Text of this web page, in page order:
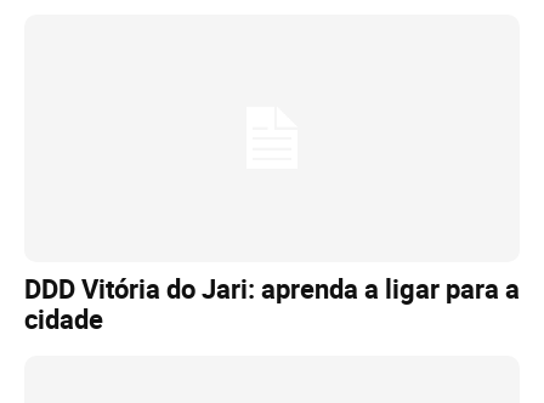
DDD Vitória do Jari: aprenda a ligar para a
cidade